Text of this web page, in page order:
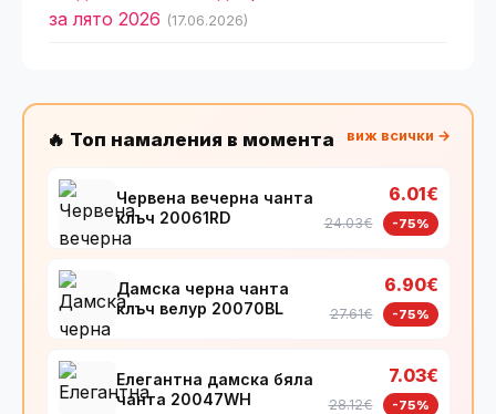
за лято 2026 (17.06.2026)
🔥 Топ намаления в момента виж всички →
Червена вечерна чанта
клъч 20061RD
6.01€
24.03€ -75%
Дамска черна чанта
клъч велур 20070BL
6.90€
27.61€ -75%
Елегантна дамска бяла
чанта 20047WH
7.03€
28.12€ -75%